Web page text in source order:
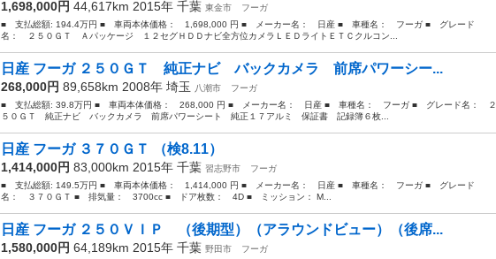
1,698,000円 44,617km 2015年 千葉 東金市
フーガ
■ 支払総額: 194.4万円 ■ 車両本体価格： 1,698,000 円 ■ メーカー名： 日産 ■ 車種名： フーガ ■ グレード
名： ２５０ＧＴ Ａパッケージ １２セグＨＤＤナビ全方位カメラＬＥＤライトＥＴＣクルコン...
日産 フーガ ２５０ＧＴ 純正ナビ バックカメラ 前席パワーシー...
268,000円 89,658km 2008年 埼玉 八潮市
フーガ
■ 支払総額: 39.8万円 ■ 車両本体価格： 268,000 円 ■ メーカー名： 日産 ■ 車種名： フーガ ■ グレード名： ２
５０ＧＴ 純正ナビ バックカメラ 前席パワーシート 純正１７アルミ 保証書 記録簿６枚...
日産 フーガ ３７０ＧＴ （検8.11）
1,414,000円 83,000km 2015年 千葉 習志野市
フーガ
■ 支払総額: 149.5万円 ■ 車両本体価格： 1,414,000 円 ■ メーカー名： 日産 ■ 車種名： フーガ ■ グレード
名： ３７０ＧＴ ■ 排気量： 3700cc ■ ドア枚数： 4D ■ ミッション： M...
日産 フーガ ２５０ＶＩＰ （後期型）（アラウンドビュー）（後席...
1,580,000円 64,189km 2015年 千葉 野田市
フーガ